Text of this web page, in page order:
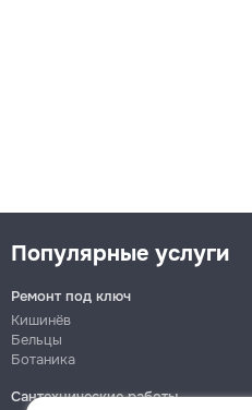
Популярные услуги
Ремонт под ключ
Кишинёв
Бельцы
Ботаника
Сантехнические работы